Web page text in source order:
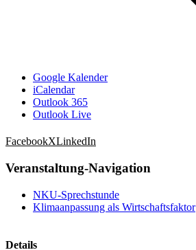
Google Kalender
iCalendar
Outlook 365
Outlook Live
FacebookXLinkedIn
Veranstaltung-Navigation
NKU-Sprechstunde
Klimaanpassung als Wirtschaftsfaktor
Details